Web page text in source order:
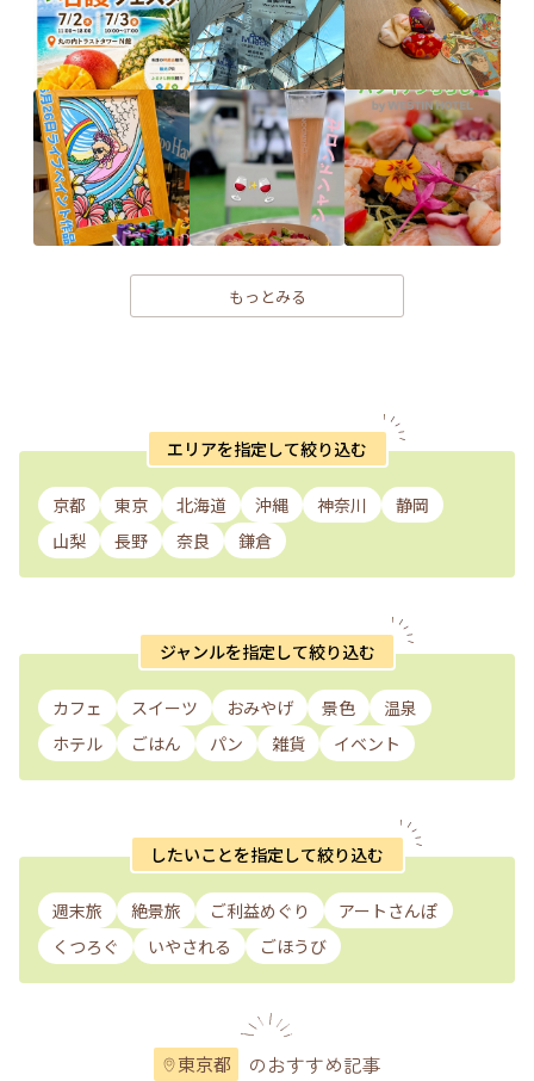
もっとみる
エリアを指定して絞り込む
京都 東京 北海道 沖縄 神奈川
静岡
山梨
長野 奈良 鎌倉
ジャンルを指定して絞り込む
カフェ スイーツ おみやげ 景色
温泉
ホテル
ごはん パン 雑貨 イベント
したいことを指定して絞り込む
週末旅 絶景旅 ご利益めぐり
アートさんぽ
くつろぐ
いやされる ごほうび
東京都 のおすすめ記事